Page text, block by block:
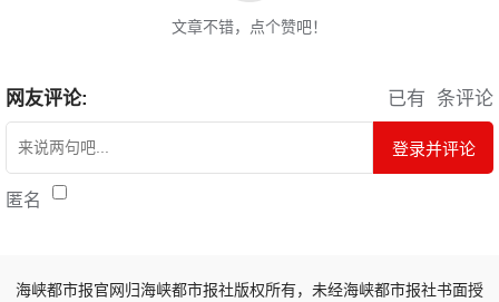
文章不错，点个赞吧！
网友评论: 已有 条评论
登录并评论
匿名
海峡都市报官网归海峡都市报社版权所有，未经海峡都市报社书面授